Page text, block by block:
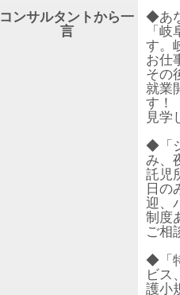
コンサルタントから一
言
◆あ
「
す。
お仕
その
就業
す！
見学
◆「
み、
託児
日の
迎、
制度
ご相
◆「
ビス
護小